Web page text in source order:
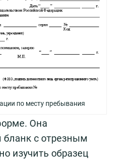
по месту пребывания
Она
бланк с отрезным
изучить образец